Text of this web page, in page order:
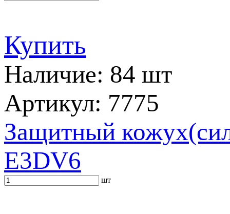
Купить
Наличие: 84 шт
Артикул: 7775
Защитный
E3DV6
шт